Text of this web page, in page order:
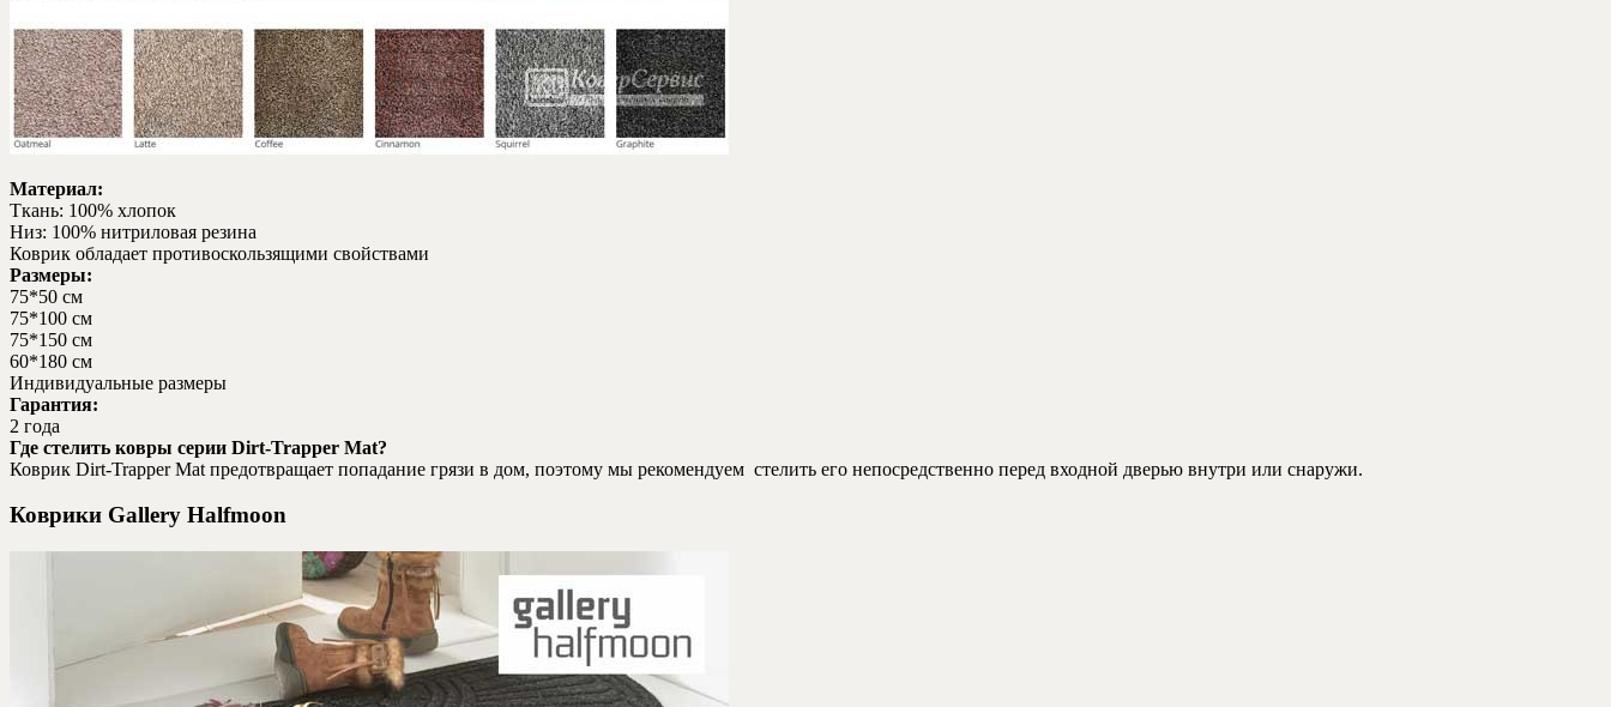
Материал:
Ткань: 100% хлопок
Низ: 100% нитриловая резина
Коврик обладает противоскользящими свойствами
Размеры:
75*50 см
75*100 см
75*150 см
60*180 см
Индивидуальные размеры
Гарантия:
2 года
Где стелить ковры серии Dirt-Trapper Mat?
Коврик Dirt-Trapper Mat предотвращает попадание грязи в дом, поэтому мы рекомендуем стелить его непосредственно перед входной дверью внутри или снаружи.
Коврики Gallery Halfmoon